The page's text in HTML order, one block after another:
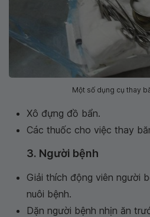
Một số dụng cụ thay
Xô đựng đồ bẩn.
Các thuốc cho việc thay
3. Người bệnh
Giải thích động viên người
nuôi bệnh.
Dặn người bệnh nhịn ăn